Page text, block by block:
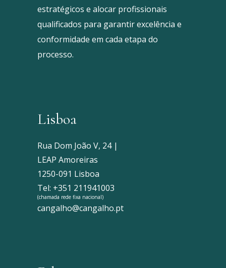
estratégicos e alocar profissionais
qualificados para garantir excelência e
conformidade em cada etapa do
processo.
Lisboa
Rua Dom João V, 24 |
LEAP Amoreiras
1250-091 Lisboa
Tel: +351 211941003
(chamada rede fixa nacional)
cangalho@cangalho.pt